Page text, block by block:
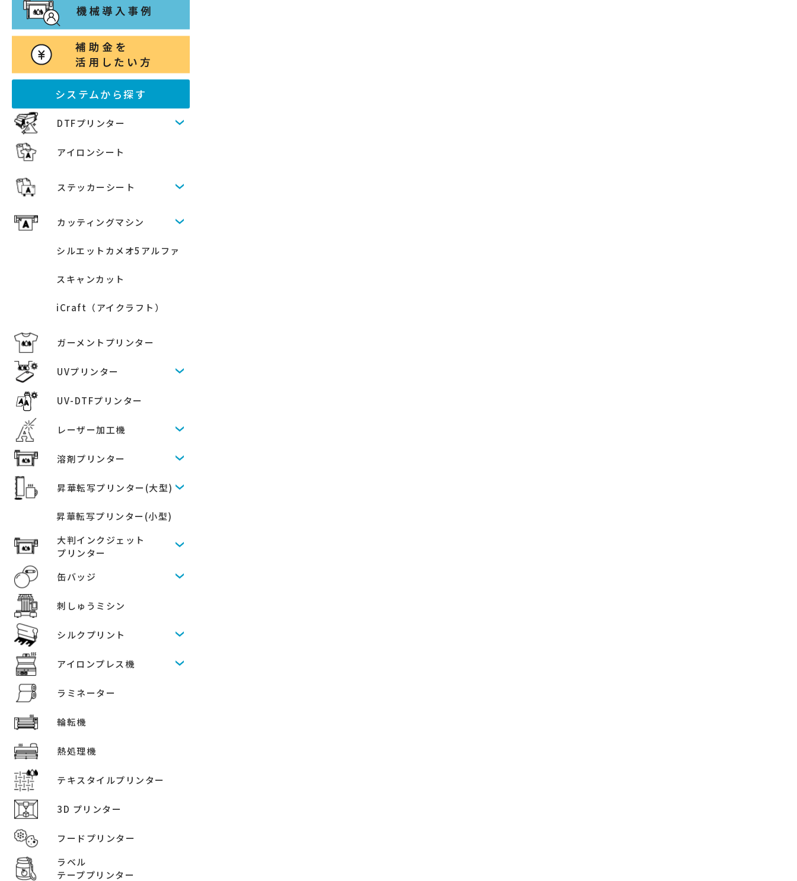
システムから探す
DTFプリンター
アイロンシート
ステッカーシート
カッティングマシン
シルエットカメオ5アルファ
スキャンカット
iCraft（アイクラフト）
ガーメントプリンター
UVプリンター
UV-DTFプリンター
レーザー加工機
溶剤プリンター
昇華転写プリンター(大型)
昇華転写プリンター(小型)
大判インクジェット
プリンター
缶バッジ
刺しゅうミシン
シルクプリント
アイロンプレス機
ラミネーター
輪転機
熱処理機
テキスタイルプリンター
3D プリンター
フードプリンター
ラベル
テーププリンター